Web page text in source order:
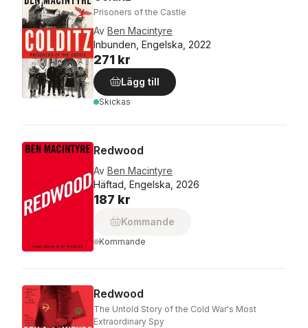
Prisoners of the Castle
Av Ben Macintyre
Inbunden, Engelska, 2022
271 kr
Lägg till
Skickas
Redwood
Av Ben Macintyre
Häftad, Engelska, 2026
187 kr
Kommande
Kommande
Redwood
The Untold Story of the Cold War's Most
Extraordinary Spy